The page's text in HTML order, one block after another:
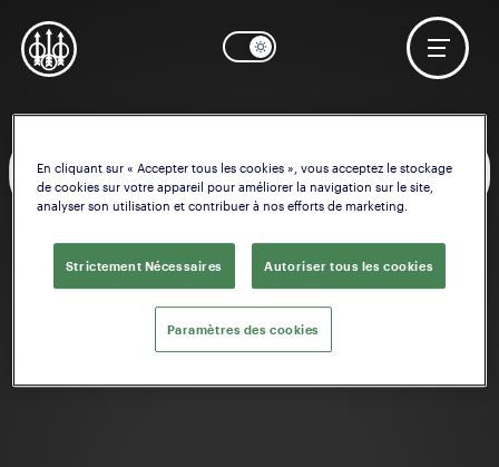
Besoin d'aide? Commencer à configurer Crosse OK
En cliquant sur « Accepter tous les cookies », vous acceptez le stockage
de cookies sur votre appareil pour améliorer la navigation sur le site,
analyser son utilisation et contribuer à nos efforts de marketing.
Strictement Nécessaires Autoriser tous les cookies
Paramètres des cookies